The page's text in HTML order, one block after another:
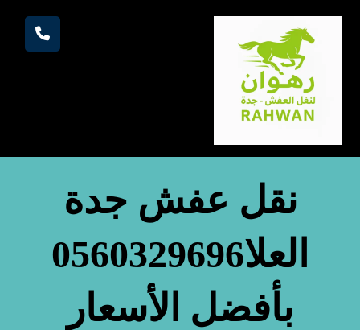
نقل عفش جدة
العلا0560329696
بأفضل الأسعار